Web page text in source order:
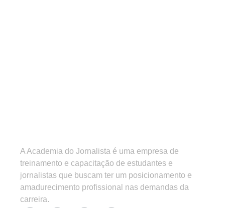
A Academia do Jornalista é uma empresa de
treinamento e capacitação de estudantes e
jornalistas que buscam ter um posicionamento e
amadurecimento profissional nas demandas da
carreira.